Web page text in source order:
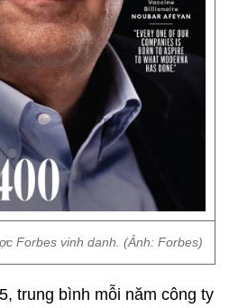
Forbes vinh danh. (Ảnh: Forbes)
trung bình mỗi năm công ty